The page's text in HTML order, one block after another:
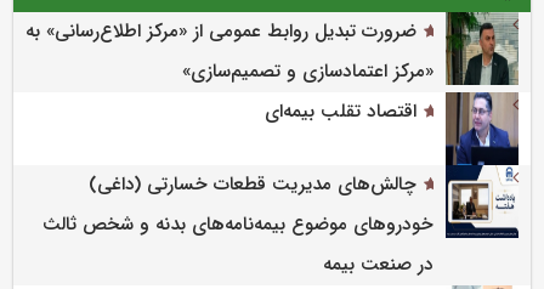
ضرورت تبدیل روابط عمومی از «مرکز اطلاع‌رسانی» به
«مرکز اعتمادسازی و تصمیم‌سازی»
اقتصاد تقلب بیمه‌ای
چالش‌های مدیریت قطعات خسارتی (داغی)
خودروهای موضوع بیمه‌نامه‌های بدنه و شخص ثالث
در صنعت بیمه